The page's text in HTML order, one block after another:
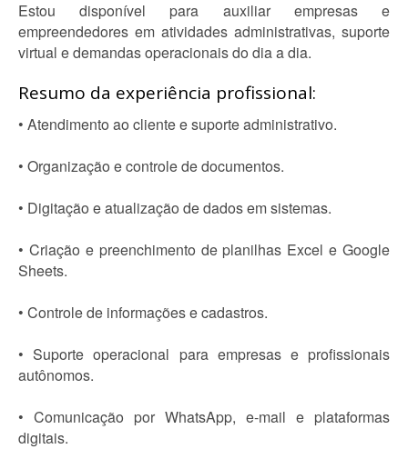
Estou disponível para auxiliar empresas e
empreendedores em atividades administrativas, suporte
virtual e demandas operacionais do dia a dia.
Resumo da experiência profissional:
• Atendimento ao cliente e suporte administrativo.
• Organização e controle de documentos.
• Digitação e atualização de dados em sistemas.
• Criação e preenchimento de planilhas Excel e Google
Sheets.
• Controle de informações e cadastros.
• Suporte operacional para empresas e profissionais
autônomos.
• Comunicação por WhatsApp, e-mail e plataformas
digitais.